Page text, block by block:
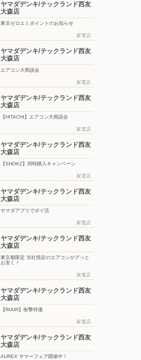
ヤマダデンキ/テックランド西友
大森店
東京ゼロエミポイントのお知らせ
家電店
ヤマダデンキ/テックランド西友
大森店
エアコン大商談会
家電店
ヤマダデンキ/テックランド西友
大森店
【HITACHI】エアコン大商談会
家電店
ヤマダデンキ/テックランド西友
大森店
【SHOKZ】同時購入キャンペーン
家電店
ヤマダデンキ/テックランド西友
大森店
ヤマダアプリでポイ活
家電店
ヤマダデンキ/テックランド西友
大森店
東京都限定 当社指定のエアコンがグッと
お安く！
家電店
ヤマダデンキ/テックランド西友
大森店
【RIAIR】衝撃特価
家電店
ヤマダデンキ/テックランド西友
大森店
AUREX サマーフェア開催中！